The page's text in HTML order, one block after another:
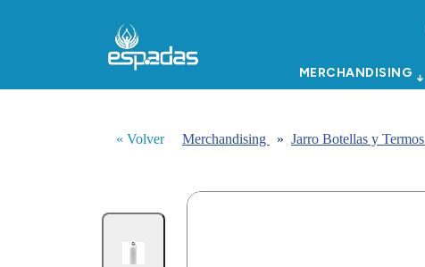
MERCHANDISING
« Volver Merchandising » Jarro Botellas y Termos